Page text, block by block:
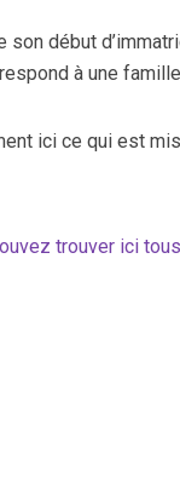
son début
à une
ici ce qui est
trouver ici